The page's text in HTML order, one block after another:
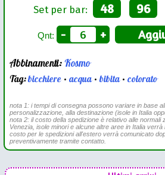
Set per bar: 48 96
Qnt: - +
Abbinamenti:Kosmo
Tag:bicchiere •acqua•bibita•colorato
nota 1: i tempi di consegna possono variare in base
personalizzazione, alla destinazione (isole in Italia
nota 2: il costo della spedizione è relativo alle normali
Venezia, isole minori e alcune altre aree in Italia
costo per le spedizioni all'estero verrà comunicato
preventivamente tramite contatto.